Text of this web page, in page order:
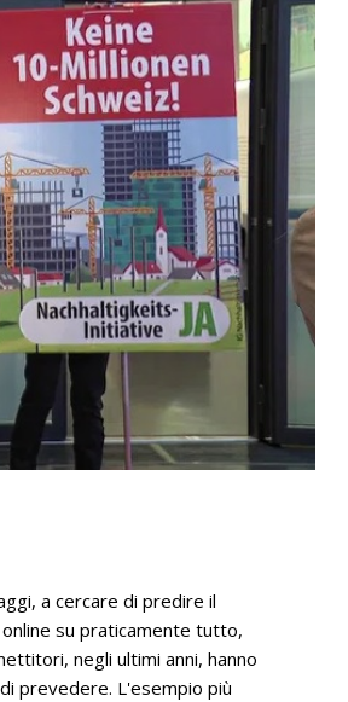
a cercare di predire il
su praticamente tutto,
negli ultimi anni, hanno
prevedere. L'esempio più